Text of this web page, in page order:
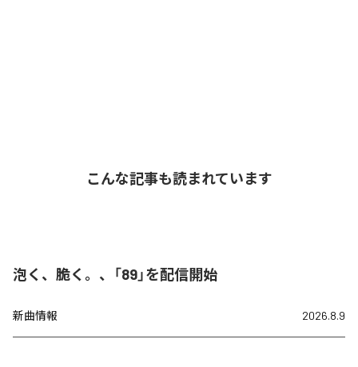
こんな記事も読まれています
泡く、脆く。、「89」を配信開始
新曲情報 2026.8.9